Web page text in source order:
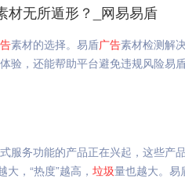
材无所遁形？_网易易盾
素材的选择。易盾广告素材检测解
验，还能帮助平台避免违规风险易
服务功能的产品正在兴起，这些产
，“热度”越高， 垃圾量也越大。易